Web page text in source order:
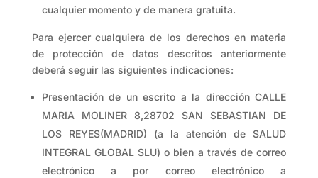
cualquier momento y de manera gratuita.
Para ejercer cualquiera de los derechos en materia
de protección de datos descritos anteriormente
deberá seguir las siguientes indicaciones:
Presentación de un escrito a la dirección CALLE
MARIA MOLINER 8,28702 SAN SEBASTIAN DE
LOS REYES(MADRID) (a la atención de SALUD
INTEGRAL GLOBAL SLU) o bien a través de correo
electrónico a por correo electrónico a